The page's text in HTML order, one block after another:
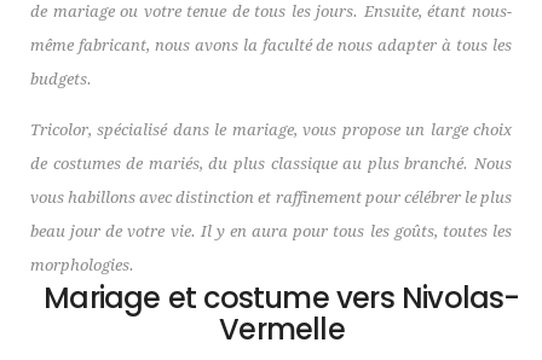
de mariage ou votre tenue de tous les jours. Ensuite, étant nous-
même fabricant, nous avons la faculté de nous adapter à tous les
budgets.
Tricolor, spécialisé dans le mariage, vous propose un large choix
de costumes de mariés, du plus classique au plus branché. Nous
vous habillons avec distinction et raffinement pour célébrer le plus
beau jour de votre vie. Il y en aura pour tous les goûts, toutes les
morphologies.
Mariage et costume vers Nivolas-
Vermelle